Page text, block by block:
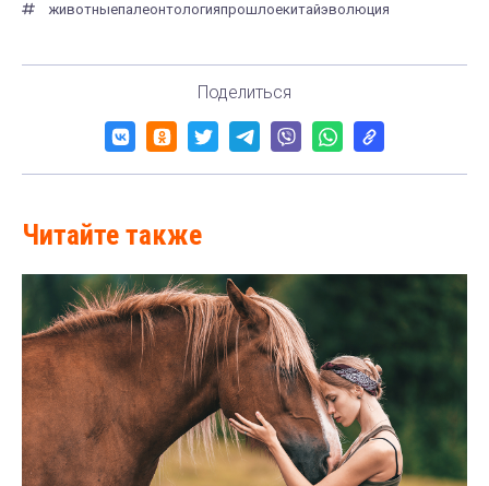
животныепалеонтологияпрошлоекитайэволюция
Поделиться
Читайте также